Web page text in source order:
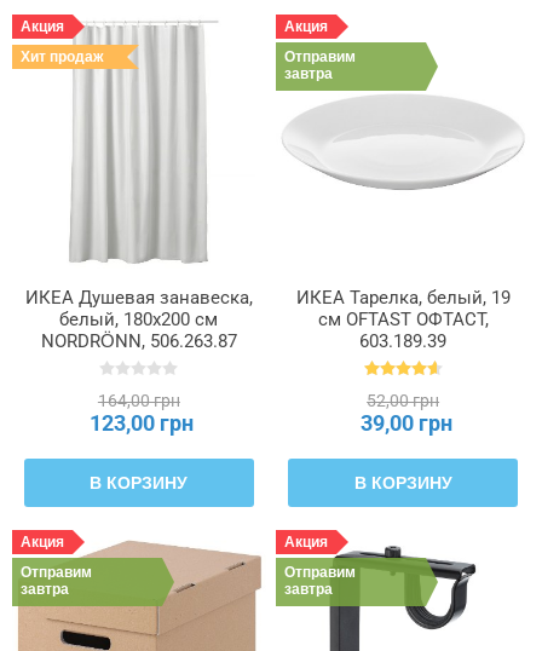
Акция
Хит продаж
ИКЕА Душевая занавеска,
белый, 180x200 см
NORDRÖNN, 506.263.87
164,00 грн
123,00 грн
В КОРЗИНУ
Акция
Отправим
завтра
ИКЕА Тарелка, белый, 19
см OFTAST ОФТАСТ,
603.189.39
52,00 грн
39,00 грн
В КОРЗИНУ
Акция
Отправим
завтра
Акция
Отправим
завтра